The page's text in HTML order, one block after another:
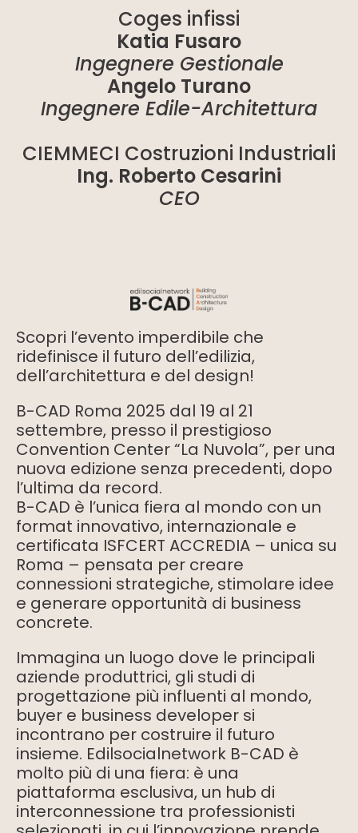
Coges infissi
Katia Fusaro
Ingegnere Gestionale
Angelo Turano
Ingegnere Edile-Architettura
CIEMMECI Costruzioni Industriali
Ing. Roberto Cesarini
CEO
Scopri l’evento imperdibile che
ridefinisce il futuro dell’edilizia,
dell’architettura e del design!
B-CAD Roma 2025 dal 19 al 21
settembre, presso il prestigioso
Convention Center “La Nuvola”, per una
nuova edizione senza precedenti, dopo
l’ultima da record.
B-CAD è l’unica fiera al mondo con un
format innovativo, internazionale e
certificata ISFCERT ACCREDIA – unica su
Roma – pensata per creare
connessioni strategiche, stimolare idee
e generare opportunità di business
concrete.
Immagina un luogo dove le principali
aziende produttrici, gli studi di
progettazione più influenti al mondo,
buyer e business developer si
incontrano per costruire il futuro
insieme. Edilsocialnetwork B-CAD è
molto più di una fiera: è una
piattaforma esclusiva, un hub di
interconnessione tra professionisti